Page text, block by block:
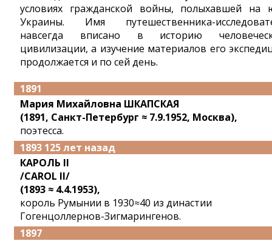
условиях гражданской войны, полыхавшей на
Украины. Имя путешественника-
навсегда вписано в историю
цивилизации, а изучение материалов его
продолжается и по сей день.
1891
Мария Михайловна ШКАПСКАЯ
(1891, Санкт-Петербург ≈ 7.9.1952, Москва),
поэтесса.
1893 125 лет назад
КАРОЛЬ II
/CAROL II/
(1893 ≈ 4.4.1953),
король Румынии в 1930≈40 из династии
Гогенцоллернов-Зигмарингенов.
1897